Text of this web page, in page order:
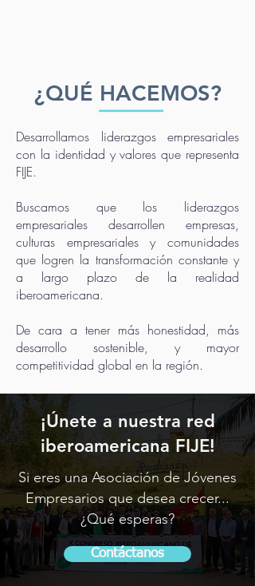
¿QUÉ HACEMOS?
Desarrollamos liderazgos empresariales
con la identidad y valores que representa
FIJE.
Buscamos que los liderazgos
empresariales desarrollen empresas,
culturas empresariales y comunidades
que logren la transformación constante y
a largo plazo de la realidad
iberoamericana.
De cara a tener más honestidad, más
desarrollo sostenible, y mayor
competitividad global en la región.
¡Únete a nuestra red
iberoamericana FIJE!
Si eres una Asociación de Jóvenes
Empresarios que desea crecer...
¿Qué esperas?
Contáctanos